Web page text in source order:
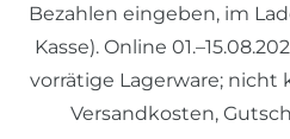
Bezahlen eingeben, im
Kasse). Online
vorrätige Lagerware; nicht
Versandkosten,